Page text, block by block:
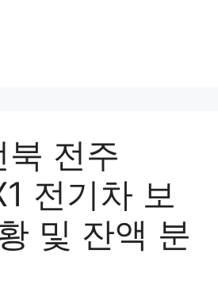
전주
전기차 보
및 잔액 분